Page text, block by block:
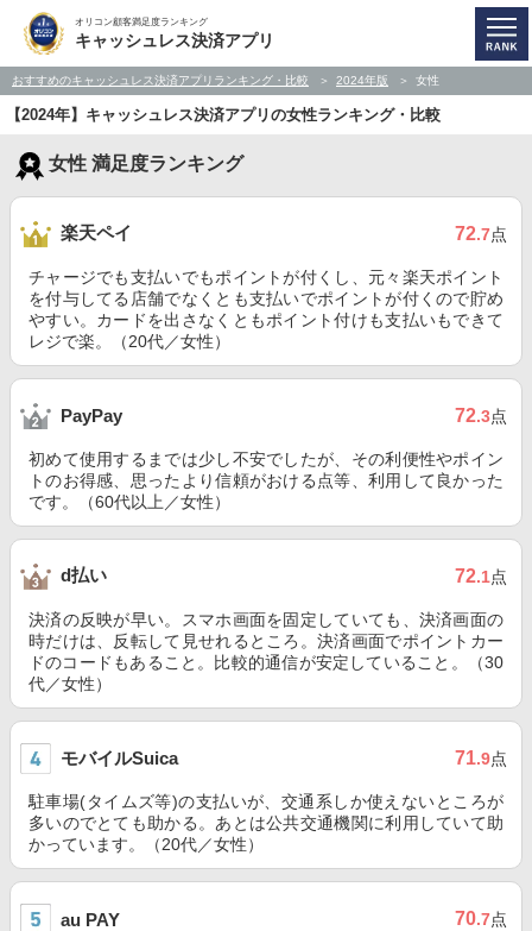
オリコン顧客満足度ランキング
キャッシュレス決済アプリ
おすすめのキャッシュレス決済アプリランキング・比較 2024年版 女性
【2024年】キャッシュレス決済アプリの女性ランキング・比較
女性 満足度ランキング
楽天ペイ 72.7点
チャージでも支払いでもポイントが付くし、元々楽天ポイント
を付与してる店舗でなくとも支払いでポイントが付くので貯め
やすい。カードを出さなくともポイント付けも支払いもできて
レジで楽。（20代／女性）
PayPay 72.3点
初めて使用するまでは少し不安でしたが、その利便性やポイン
トのお得感、思ったより信頼がおける点等、利用して良かった
です。（60代以上／女性）
d払い 72.1点
決済の反映が早い。スマホ画面を固定していても、決済画面の
時だけは、反転して見せれるところ。決済画面でポイントカー
ドのコードもあること。比較的通信が安定していること。（30
代／女性）
モバイルSuica 71.9点
駐車場(タイムズ等)の支払いが、交通系しか使えないところが
多いのでとても助かる。あとは公共交通機関に利用していて助
かっています。（20代／女性）
au PAY 70.7点